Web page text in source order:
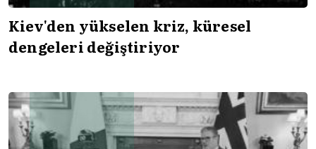
Kiev'den yükselen kriz, küresel
dengeleri değiştiriyor